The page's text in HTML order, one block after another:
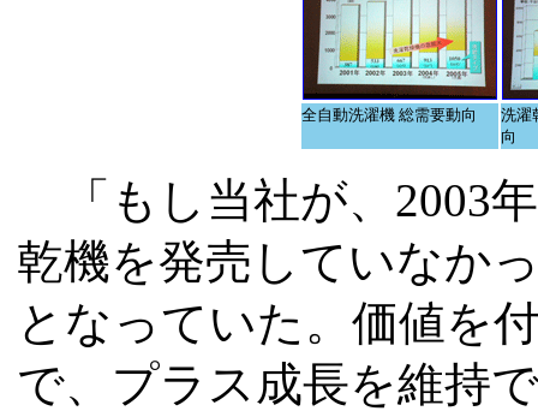
全自動洗濯機 総需要動向
洗濯
向
「もし当社が、2003
乾機を発売していなか
となっていた。価値を
で、プラス成長を維持